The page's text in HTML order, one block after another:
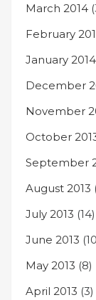
March 2014
February
January 2014
December
November
October
September
August 2013
July 2013 (14)
June 2013
May 2013 (8)
April 2013 (3)